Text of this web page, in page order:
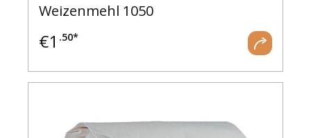
Durchschnittliche Bewertung von 0 von 5
Weizenmehl 1050
€1 .50*